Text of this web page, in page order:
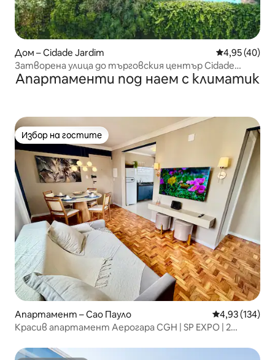
Дом – Cidade Jardim Средна
4,95 (40)
Затворена улица до търговския център Cidade
Jardim и болницата Einstein
Апартаменти под наем с климатик
Избор на гостите
Избор на гостите
Апартамент – Сао Пауло Средна
4,93 (134)
Красив апартамент Аерогара CGH | SP EXPO | 2